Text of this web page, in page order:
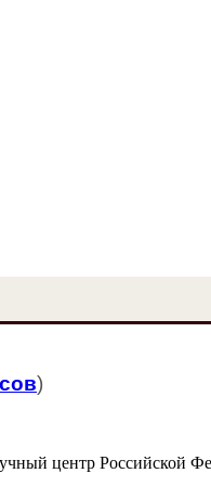
)
центр Российской